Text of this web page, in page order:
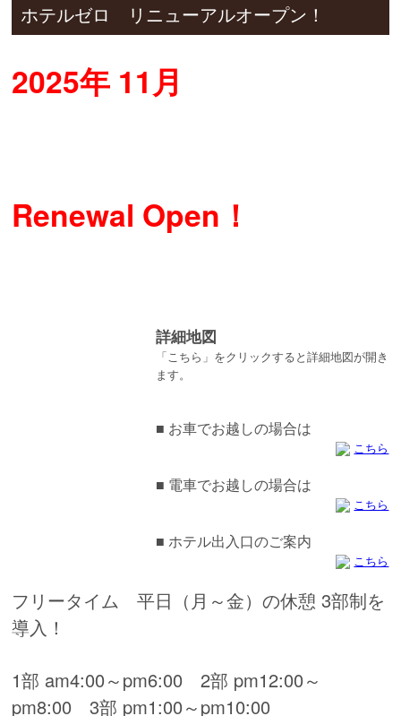
ホテルゼロ リニューアルオープン！
2025年 11月
Renewal Open！
詳細地図
「こちら」をクリックすると詳細地図が開き
ます。
■ お車でお越しの場合は
こちら
■ 電車でお越しの場合は
こちら
■ ホテル出入口のご案内
こちら
フリータイム 平日（月～金）の休憩 3部制を
導入！
1部 am4:00～pm6:00 2部 pm12:00～
pm8:00 3部 pm1:00～pm10:00